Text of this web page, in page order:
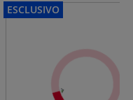
ESCLUSIVO